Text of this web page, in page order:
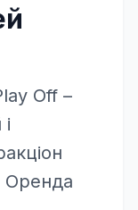
Off –
Оренда